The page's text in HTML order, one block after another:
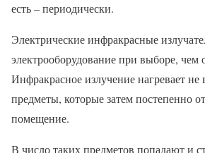
есть – периодически.
Электрические инфракрасные
электрооборудование при выборе, чем
Инфракрасное излучение нагревает не
предметы, которые затем постепенно
помещение.
В число таких предметов попадают и